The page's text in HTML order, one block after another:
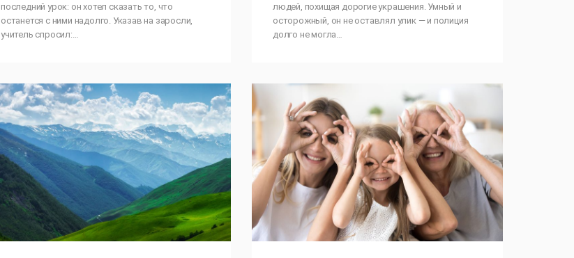
последний урок: он хотел сказать то, что
останется с ними надолго. Указав на заросли,
учитель спросил:…
людей, похищая дорогие украшения. Умный и
осторожный, он не оставлял улик — и полиция
долго не могла…